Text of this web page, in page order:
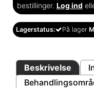
bestillinger. Log ind
Lagerstatus: På lager
Beskrivelse